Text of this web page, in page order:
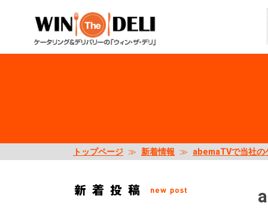
トップページ ≫ 新着情報 ≫ abemaTVで当社の